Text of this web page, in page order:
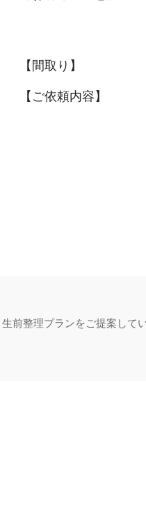
【間取り】
【ご依頼内容】
前整理プランをご提案してい